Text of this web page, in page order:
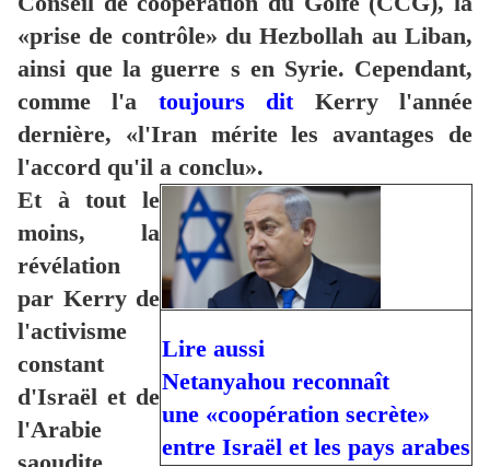
«prise de contrôle» du Hezbollah au Liban,
ainsi que la guerre s en Syrie. Cependant,
comme l'a toujours ditKerry l'année
dernière, «l'Iran mérite les avantages de
l'accord qu'il a conclu».
Lire aussi
Netanyahou reconnaît
une «coopération secrète»
entre Israël et les pays arabes
Et à tout le
moins, la
révélation
par Kerry de
l'activisme
constant
d'Israël et de
l'Arabie